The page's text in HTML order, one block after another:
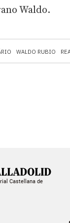
WALDO RUBIO
Waldo.
Castellana de